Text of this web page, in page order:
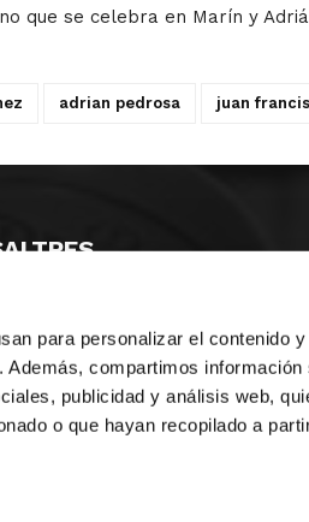
para personalizar el contenido
compartimos
publicidad y análisis web,
o que hayan recopilado a
que se celebra en Marín y
adrian pedrosa juan
DE POBLET 14 1ª 3º
DE MATANZAS 12